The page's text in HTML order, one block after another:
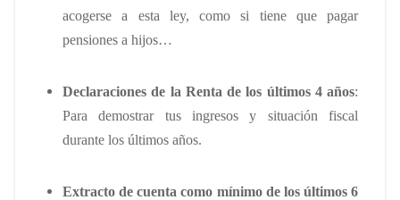
acogerse a esta ley, como si tiene que pagar
pensiones a hijos…
Declaraciones de la Renta de los últimos 4 años:
Para demostrar tus ingresos y situación fiscal
durante los últimos años.
Extracto de cuenta como mínimo de los últimos 6